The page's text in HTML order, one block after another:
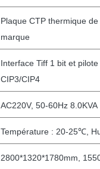
Plaque CTP thermique
marque
Interface Tiff 1 bit et
CIP3/CIP4
AC220V, 50-60Hz 8.0KVA
Température : 20-25℃,
2800*1320*1780mm,